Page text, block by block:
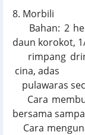
8. Morbili
Bahan: 2
daun korokot,
rimpang
cina, adas
pulawaras
Cara
bersama
Cara